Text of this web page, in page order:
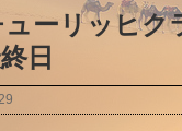
ューリッヒク
日